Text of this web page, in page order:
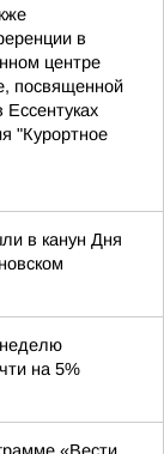
в
центре
посвященной
Ессентуках
"Курортное
в канун Дня
на 5%